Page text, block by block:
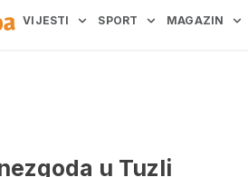
VIJESTI SPORT MAGAZIN
u Tuzli